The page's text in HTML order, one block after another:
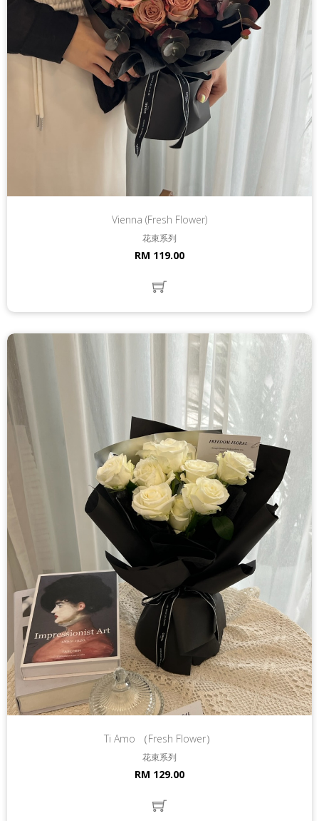
Vienna (Fresh Flower)
花束系列
RM 119.00
Ti Amo （Fresh Flower）
花束系列
RM 129.00